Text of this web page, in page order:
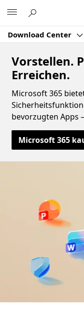
Download Center
Vorstellen.
Erreichen.
Microsoft 365
bevorzugten Apps
Microsoft 365